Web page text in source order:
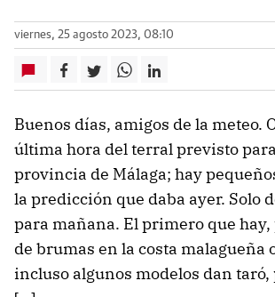
viernes, 25 agosto 2023, 08:10
Buenos días, amigos de la meteo.
última hora del terral previsto
provincia de Málaga; hay
la predicción que daba ayer. Solo
para mañana. El primero que
de brumas en la costa malagueña
incluso algunos modelos dan taró,